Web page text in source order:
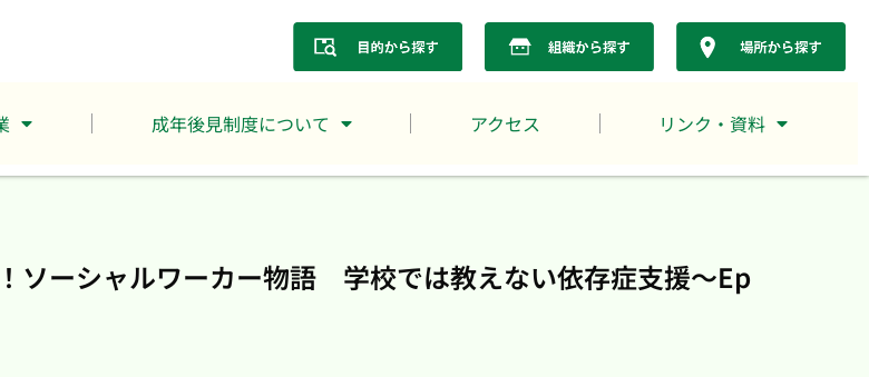
成年後見制度について アクセス リンク・資料
ソーシャルワーカー物語 学校では教えない依存症支援～Ep